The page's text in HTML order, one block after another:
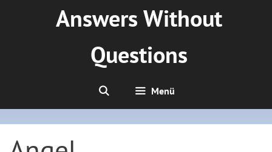
Answers Without
Questions
Menü